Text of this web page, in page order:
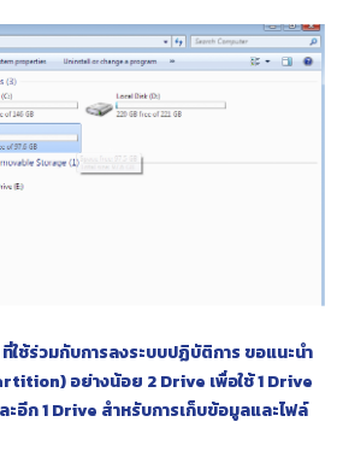
ใช้ร่วมกับการลงระบบปฏิบัติการ ขอแนะนำ
อย่างน้อย 2 Drive เพื่อใช้ 1 Drive
อีก 1 Drive สำหรับการเก็บข้อมูลและไฟล์